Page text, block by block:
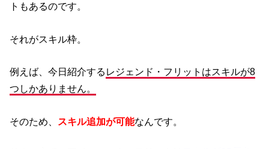
トもあるのです。
それがスキル枠。
例えば、今日紹介する レジェンド・フリットはスキルが8
つしかありません。
そのため、 スキル追加が可能なんです。